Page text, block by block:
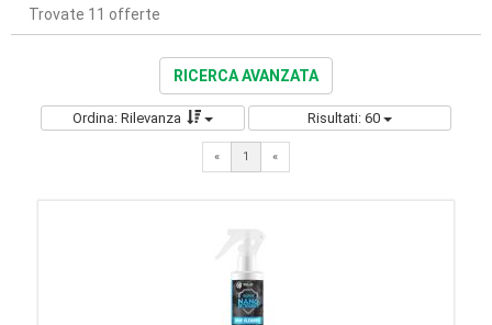
Trovate 11 offerte
RICERCA AVANZATA
Ordina: Rilevanza Risultati: 60
« 1 «